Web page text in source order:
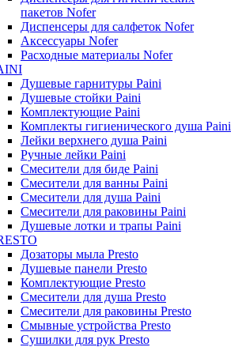
пакетов Nofer
Диспенсеры для салфеток Nofer
Аксессуары Nofer
Расходные материалы Nofer
Душевые гарнитуры Paini
Душевые стойки Paini
Комплектующие Paini
Комплекты гигиенического душа Paini
Лейки верхнего душа Paini
Ручные лейки Paini
Смесители для биде Paini
Смесители для ванны Paini
Смесители для душа Paini
Смесители для раковины Paini
Душевые лотки и трапы Paini
Дозаторы мыла Presto
Душевые панели Presto
Комплектующие Presto
Смесители для душа Presto
Смесители для раковины Presto
Смывные устройства Presto
Сушилки для рук Presto